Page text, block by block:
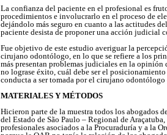
La confianza del paciente en el profesional es
procedimientos e involucrarlo en el proceso de
dejándolo más seguro en cuanto a las actitudes
paciente desista de proponer una acción judicial
Fue objetivo de este estudio averiguar la
cirujano odontólogo, en lo que se refiere a los
más presentan problemas judiciales en la
no lograse éxito, cuál debe ser el
conducta a ser tomada por el cirujano
MATERIALES Y MÉTODOS
Hicieron parte de la muestra todos los abogados
del Estado de São Paulo – Regional de
profesionales asociados a la Procuraduría y a la